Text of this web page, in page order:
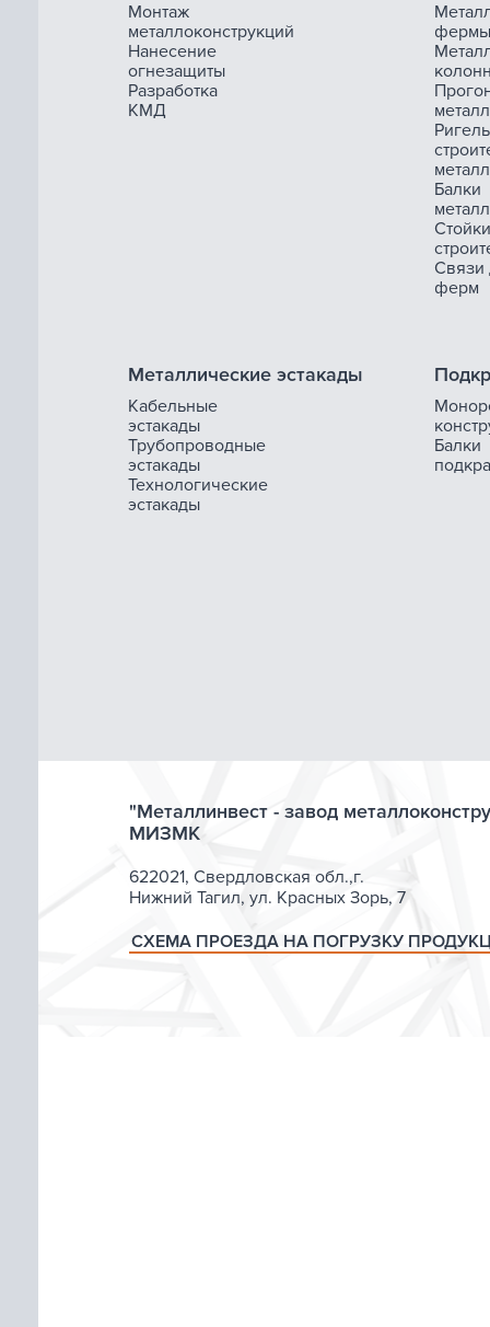
Монтаж
металлоконструкций
Нанесение
огнезащиты
Разработка
КМД
фермы
Ригель
Балки
Стойки
Связи
ферм
Металлические эстакады
Кабельные
эстакады
Трубопроводные
эстакады
Технологические
эстакады
Балки
"Металлинвест - завод
МИЗМК
622021, Свердловская обл.,г.
Нижний Тагил, ул. Красных Зорь, 7
СХЕМА ПРОЕЗДА НА ПОГРУЗКУ